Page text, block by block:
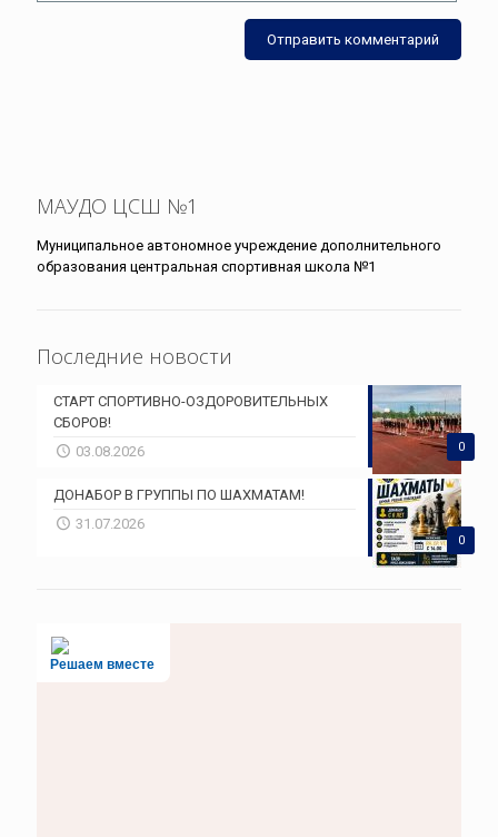
МАУДО ЦСШ №1
Муниципальное автономное учреждение дополнительного
образования центральная спортивная школа №1
Последние новости
0
СТАРТ СПОРТИВНО-ОЗДОРОВИТЕЛЬНЫХ
СБОРОВ!
03.08.2026
0
ДОНАБОР В ГРУППЫ ПО ШАХМАТАМ!
31.07.2026
Решаем вместе